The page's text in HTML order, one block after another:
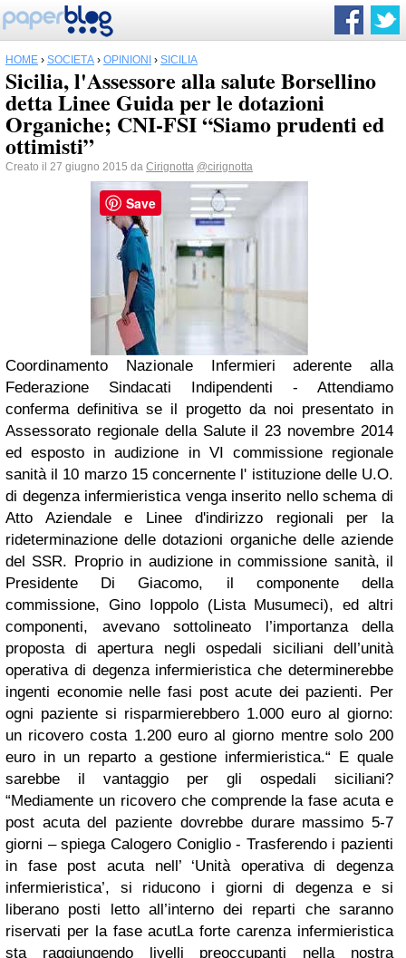
HOME › SOCIETÀ › OPINIONI › SICILIA
Sicilia, l'Assessore alla salute Borsellino
detta Linee Guida per le dotazioni
Organiche; CNI-FSI “Siamo prudenti ed
ottimisti”
Creato il 27 giugno 2015 da Cirignotta @cirignotta
Coordinamento Nazionale Infermieri aderente alla
Federazione Sindacati Indipendenti - Attendiamo
conferma definitiva se il progetto da noi presentato in
Assessorato regionale della Salute il 23 novembre 2014
ed esposto in audizione in VI commissione regionale
sanità il 10 marzo 15 concernente l' istituzione delle U.O.
di degenza infermieristica venga inserito nello schema di
Atto Aziendale e Linee d'indirizzo regionali per la
rideterminazione delle dotazioni organiche delle aziende
del SSR. Proprio in audizione in commissione sanità, il
Presidente Di Giacomo, il componente della
commissione, Gino Ioppolo (Lista Musumeci), ed altri
componenti, avevano sottolineato l’importanza della
proposta di apertura negli ospedali siciliani dell’unità
operativa di degenza infermieristica che determinerebbe
ingenti economie nelle fasi post acute dei pazienti. Per
ogni paziente si risparmierebbero 1.000 euro al giorno:
un ricovero costa 1.200 euro al giorno mentre solo 200
euro in un reparto a gestione infermieristica.“ E quale
sarebbe il vantaggio per gli ospedali siciliani?
“Mediamente un ricovero che comprende la fase acuta e
post acuta del paziente dovrebbe durare massimo 5-7
giorni – spiega Calogero Coniglio - Trasferendo i pazienti
in fase post acuta nell’ ‘Unità operativa di degenza
infermieristica’, si riducono i giorni di degenza e si
liberano posti letto all’interno dei reparti che saranno
riservati per la fase acutLa forte carenza infermieristica
sta raggiungendo livelli preoccupanti nella nostra
Save